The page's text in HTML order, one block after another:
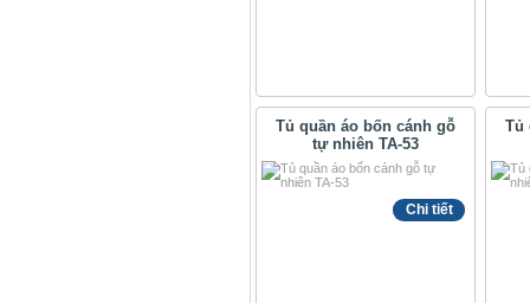
Tủ quần áo bốn cánh gỗ
tự nhiên TA-53
Chi tiết
Tủ